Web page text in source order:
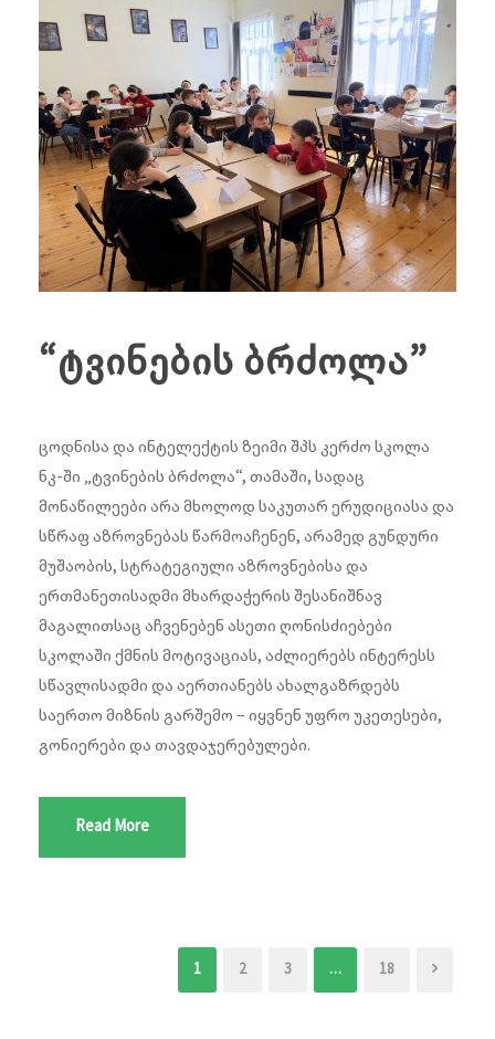
“ტვინების ბრძოლა”
ცოდნისა და ინტელექტის ზეიმი შპს კერძო სკოლა
ნკ-ში „ტვინების ბრძოლა“, თამაში, სადაც
მონაწილეები არა მხოლოდ საკუთარ ერუდიციასა და
სწრაფ აზროვნებას წარმოაჩენენ, არამედ გუნდური
მუშაობის, სტრატეგიული აზროვნებისა და
ერთმანეთისადმი მხარდაჭერის შესანიშნავ
მაგალითსაც აჩვენებენ ასეთი ღონისძიებები
სკოლაში ქმნის მოტივაციას, აძლიერებს ინტერესს
სწავლისადმი და აერთიანებს ახალგაზრდებს
საერთო მიზნის გარშემო – იყვნენ უფრო უკეთესები,
გონიერები და თავდაჯერებულები.
Read More
1 2 3 … 18